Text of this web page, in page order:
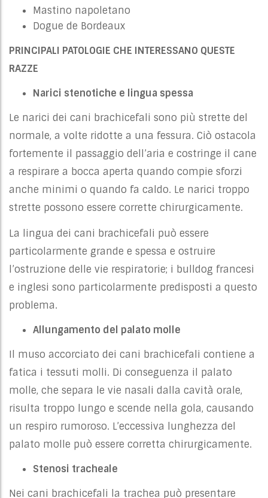
Mastino napoletano
Dogue de Bordeaux
PRINCIPALI PATOLOGIE CHE INTERESSANO QUESTE
RAZZE
Narici stenotiche e lingua spessa
Le narici dei cani brachicefali sono più strette del
normale, a volte ridotte a una fessura. Ciò ostacola
fortemente il passaggio dell’aria e costringe il cane
a respirare a bocca aperta quando compie sforzi
anche minimi o quando fa caldo. Le narici troppo
strette possono essere corrette chirurgicamente.
La lingua dei cani brachicefali può essere
particolarmente grande e spessa e ostruire
l’ostruzione delle vie respiratorie; i bulldog francesi
e inglesi sono particolarmente predisposti a questo
problema.
Allungamento del palato molle
Il muso accorciato dei cani brachicefali contiene a
fatica i tessuti molli. Di conseguenza il palato
molle, che separa le vie nasali dalla cavità orale,
risulta troppo lungo e scende nella gola, causando
un respiro rumoroso. L’eccessiva lunghezza del
palato molle può essere corretta chirurgicamente.
Stenosi tracheale
Nei cani brachicefali la trachea può presentare